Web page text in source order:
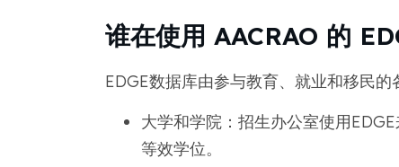
谁在使用 AACRAO 的
EDGE数据库由参与教育、就业和移民的
大学和学院：招生办公室使用
等效学位。